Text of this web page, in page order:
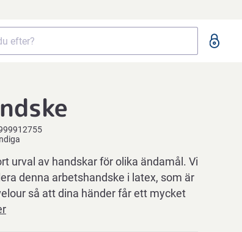
urval av handskar för olika ändamål. Vi
denna arbetshandske i latex, som är
så att dina händer får ett mycket